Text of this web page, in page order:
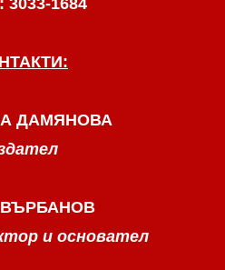
ДАМЯНОВА
и основател